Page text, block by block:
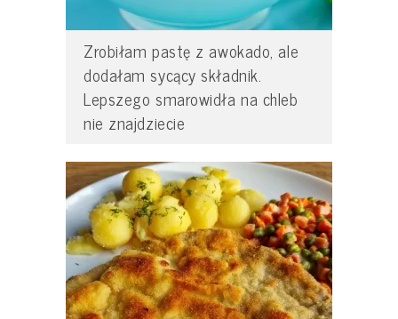
Zrobiłam pastę z awokado, ale
dodałam sycący składnik.
Lepszego smarowidła na chleb
nie znajdziecie